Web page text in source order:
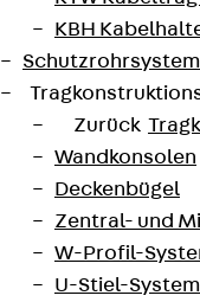
KBH
Zurück
Wandkonsolen
Deckenbügel
Zentral- und
W-Profil-
U-Stiel-System